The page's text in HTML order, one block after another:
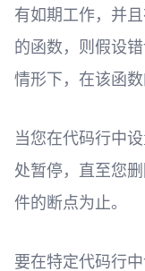
有如期工作，并
的函数，则假设
情形下，在该函
当您在代码行中
处暂停，直至您
件的断点为止。
要在特定代码行